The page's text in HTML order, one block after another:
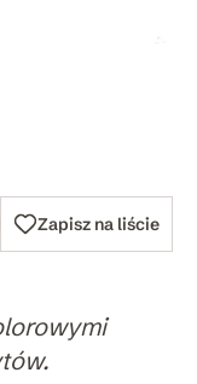
Zapisz na liście